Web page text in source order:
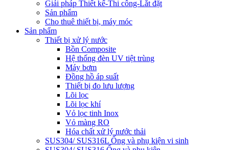
Giải pháp Thiết kế-Thi công-Lắt đặt
Sản phẩm
Cho thuê thiết bị, máy móc
Sản phẩm
Thiết bị xử lý nước
Bồn Composite
Hệ thống đèn UV tiệt trùng
Máy bơm
Đồng hồ áp suất
Thiết bị đo lưu lượng
Lõi lọc
Lõi lọc khí
Vỏ lọc tinh Inox
Vỏ màng RO
Hóa chất xử lý nước thải
SUS304/ SUS316L Ống và phụ kiện vi sinh